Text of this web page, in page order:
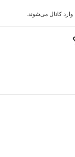
وارد کانال می‌شوند.